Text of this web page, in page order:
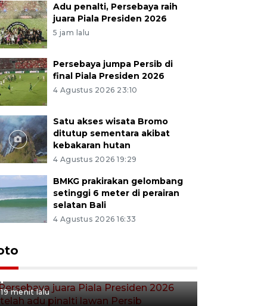
Adu penalti, Persebaya raih
juara Piala Presiden 2026
5 jam lalu
Persebaya jumpa Persib di
final Piala Presiden 2026
4 Agustus 2026 23:10
Satu akses wisata Bromo
ditutup sementara akibat
kebakaran hutan
4 Agustus 2026 19:29
BMKG prakirakan gelombang
setinggi 6 meter di perairan
selatan Bali
4 Agustus 2026 16:33
Persebaya juara Piala
Presiden 2026 setelah adu
19 menit lalu